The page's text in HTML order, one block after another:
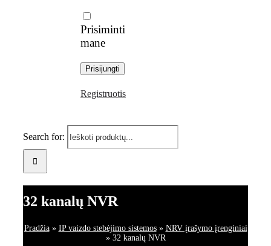
Prisiminti
mane
Registruotis
Search for:
32 kanalų NVR
Pradžia» IP vaizdo stebėjimo sistemos» NRV įrašymo įrenginiai
» 32 kanalų NVR